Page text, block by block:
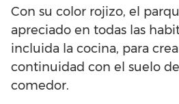
Con su color rojizo, el
apreciado en todas las
incluida la cocina, para
continuidad con el suelo
comedor.